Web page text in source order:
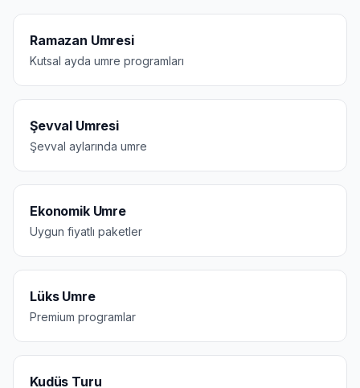
Ramazan Umresi
Kutsal ayda umre programları
Şevval Umresi
Şevval aylarında umre
Ekonomik Umre
Uygun fiyatlı paketler
Lüks Umre
Premium programlar
Kudüs Turu